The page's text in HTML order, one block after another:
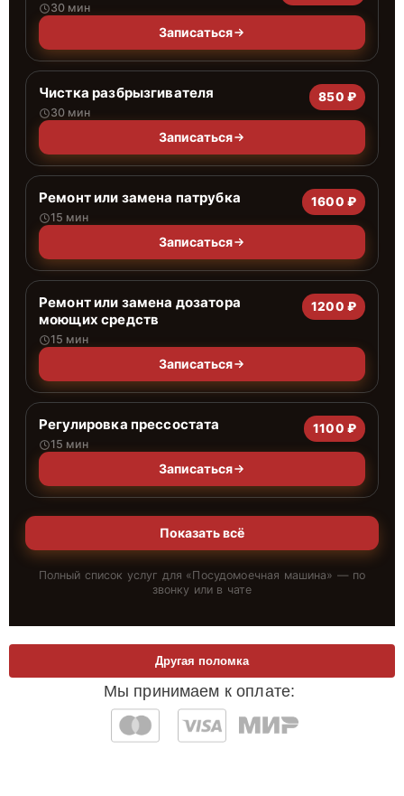
30 мин
Записаться
Чистка разбрызгивателя
30 мин
850 ₽
Записаться
Ремонт или замена патрубка
15 мин
1600 ₽
Записаться
Ремонт или замена дозатора
моющих средств
15 мин
1200 ₽
Записаться
Регулировка прессостата
15 мин
1100 ₽
Записаться
Показать всё
Полный список услуг для «Посудомоечная машина» — по
звонку или в чате
Мы принимаем к оплате:
Другая поломка